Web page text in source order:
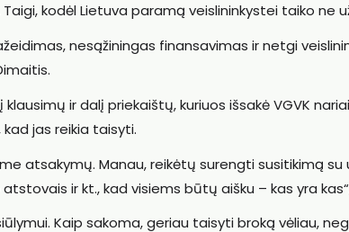
kodėl Lietuva paramą veislininkystei taiko ne
nesąžiningas finansavimas ir netgi
ir dalį priekaištų, kuriuos išsakė VGVK
kad jas reikia taisyti.
atsakymų. Manau, reikėtų surengti susitikimą su
ir kt., kad visiems būtų aišku – kas yra
Kaip sakoma, geriau taisyti broką vėliau,